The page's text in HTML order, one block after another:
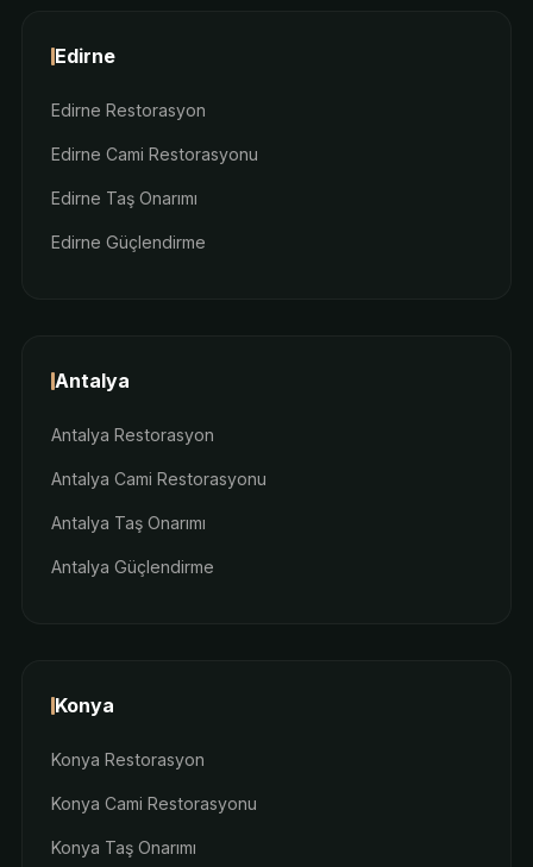
Edirne
Edirne Restorasyon
Edirne Cami Restorasyonu
Edirne Taş Onarımı
Edirne Güçlendirme
Antalya
Antalya Restorasyon
Antalya Cami Restorasyonu
Antalya Taş Onarımı
Antalya Güçlendirme
Konya
Konya Restorasyon
Konya Cami Restorasyonu
Konya Taş Onarımı